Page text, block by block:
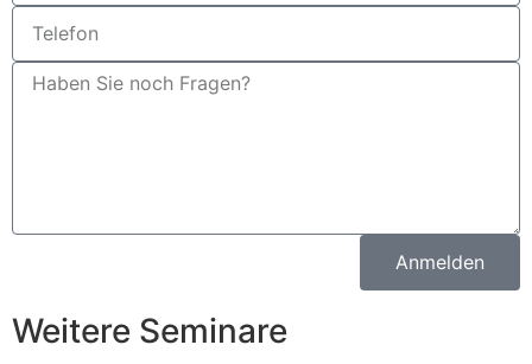
Anmelden
Weitere Seminare